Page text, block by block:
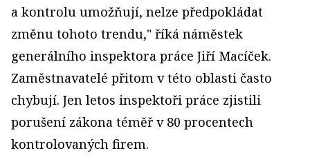
a kontrolu umožňují, nelze předpokládat
změnu tohoto trendu," říká náměstek
generálního inspektora práce Jiří Macíček.
Zaměstnavatelé přitom v této oblasti často
chybují. Jen letos inspektoři práce zjistili
porušení zákona téměř v 80 procentech
kontrolovaných firem.